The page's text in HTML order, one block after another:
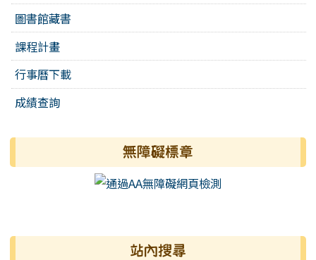
圖書館藏書
課程計畫
行事曆下載
成績查詢
無障礙標章
右邊區域內容 站內搜尋